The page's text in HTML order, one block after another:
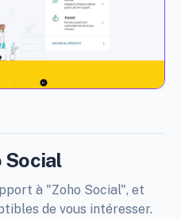
Social
à "Zoho Social", et
de vous intéresser.